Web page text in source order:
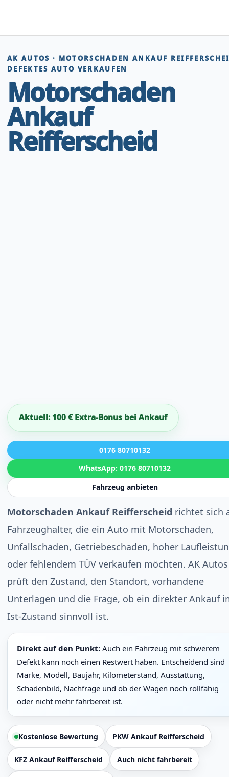
springen
AK AUTOS · MOTORSCHADEN ANKAUF
DEFEKTES AUTO VERKAUFEN
Motorschaden
Ankauf
Reifferscheid
Aktuell: 100 € Extra-Bonus bei Ankauf
0176 80710132
WhatsApp: 0176 80710132
Fahrzeug anbieten
Motorschaden Ankauf Reifferscheid richtet sich
Fahrzeughalter, die ein Auto mit Motorschaden,
Unfallschaden, Getriebeschaden, hoher
oder fehlendem TÜV verkaufen möchten. AK Autos
prüft den Zustand, den Standort, vorhandene
Unterlagen und die Frage, ob ein direkter Ankauf
Ist-Zustand sinnvoll ist.
Direkt auf den Punkt: Auch ein Fahrzeug mit schwerem
Defekt kann noch einen Restwert haben. Entscheidend sind
Marke, Modell, Baujahr, Kilometerstand, Ausstattung,
Schadenbild, Nachfrage und ob der Wagen noch rollfähig
oder nicht mehr fahrbereit ist.
Kostenlose Bewertung PKW Ankauf Reifferscheid
KFZ Ankauf Reifferscheid Auch nicht fahrbereit